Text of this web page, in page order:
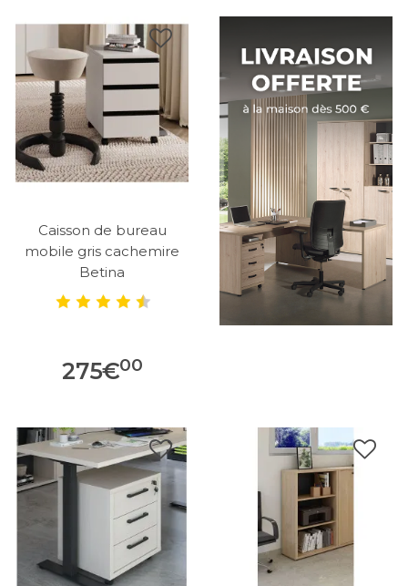
Caisson de bureau
mobile gris cachemire
Betina
275€00